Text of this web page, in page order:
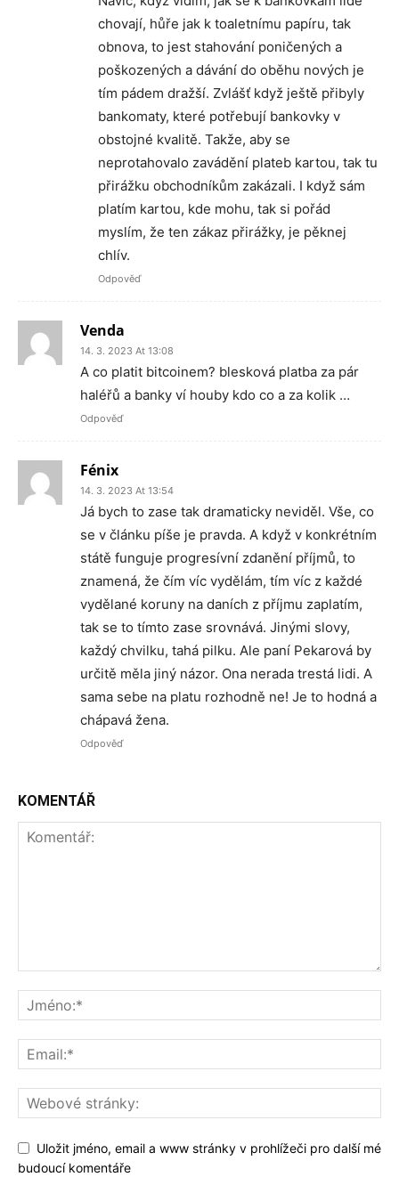
chovají, hůře jak k toaletnímu papíru, tak
obnova, to jest stahování poničených a
poškozených a dávání do oběhu nových je
tím pádem dražší. Zvlášť když ještě přibyly
bankomaty, které potřebují bankovky v
obstojné kvalitě. Takže, aby se
neprotahovalo zavádění plateb kartou, tak tu
přirážku obchodníkům zakázali. I když sám
platím kartou, kde mohu, tak si pořád
myslím, že ten zákaz přirážky, je pěknej
chlív.
Odpověď
Venda
14. 3. 2023 At 13:08
A co platit bitcoinem? blesková platba za pár
haléřů a banky ví houby kdo co a za kolik …
Odpověď
Fénix
14. 3. 2023 At 13:54
Já bych to zase tak dramaticky neviděl. Vše, co
se v článku píše je pravda. A když v konkrétním
státě funguje progresívní zdanění příjmů, to
znamená, že čím víc vydělám, tím víc z každé
vydělané koruny na daních z příjmu zaplatím,
tak se to tímto zase srovnává. Jinými slovy,
každý chvilku, tahá pilku. Ale paní Pekarová by
určitě měla jiný názor. Ona nerada trestá lidi. A
sama sebe na platu rozhodně ne! Je to hodná a
chápavá žena.
Odpověď
KOMENTÁŘ
Uložit jméno, email a www stránky v prohlížeči pro další mé
budoucí komentáře